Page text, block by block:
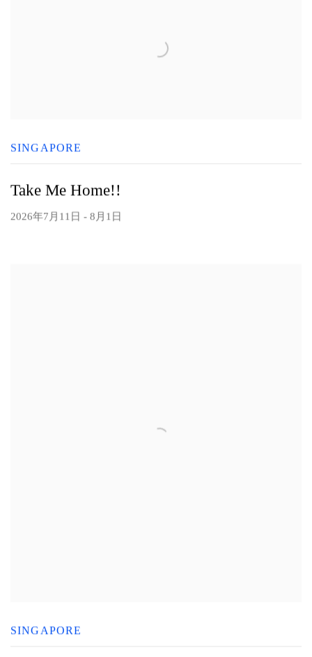
Take Me Home!!
2026年7月11日 - 8月1日
SINGAPORE
SINGAPORE